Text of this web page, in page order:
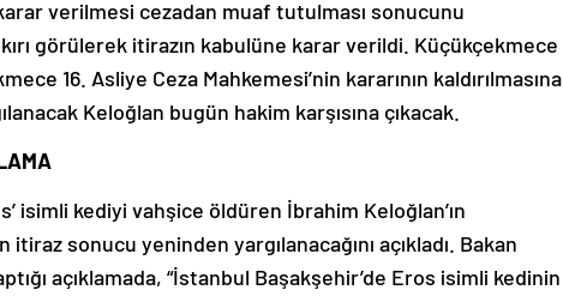
karar verilmesi cezadan muaf tutulması sonucunu
görülerek itirazın kabulüne karar verildi. Küçükçekmece
16. Asliye Ceza Mahkemesi’nin kararının kaldırılmasına
Keloğlan bugün hakim karşısına çıkacak.
isimli kediyi vahşice öldüren İbrahim Keloğlan’ın
itiraz sonucu yeninden yargılanacağını açıkladı. Bakan
açıklamada, “İstanbul Başakşehir’de Eros isimli kedinin